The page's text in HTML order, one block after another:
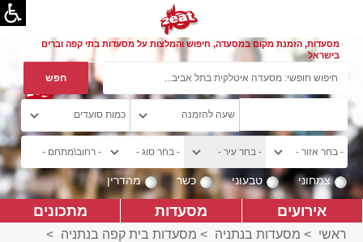
מסעדות, הזמנת מקום במסעדה, חיפוש והמלצות על מסעדות בתי קפה וברים
בישראל
צמחוני טבעוני כשר מהדרין
אירועים מסעדות מתכונים
ראשי > מסעדות בנתניה > מסעדות בית קפה בנתניה >